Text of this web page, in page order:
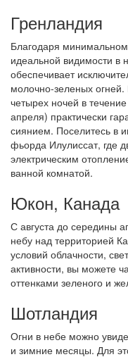
Гренландия
Благодаря
идеальной видимости в
обеспечивает
молочно-зеленых
четырех ночей в
апреля) практически
сиянием. Поселитесь в
фьорда Илулиссат, где
электрическим
ванной комнатой.
Юкон, Канада
С августа до середины
небу над территорией
условий облачности,
активности, вы можете
оттенками зеленого и
Шотландия
Огни в небе можно
и зимние месяцы. Для